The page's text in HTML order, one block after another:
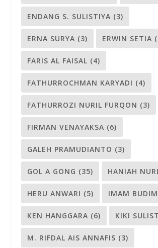
ENDANG S. SULISTIYA (3)
ERNA SURYA (3) ERWIN SETIA
FARIS AL FAISAL (4)
FATHURROCHMAN KARYADI (4)
FATHURROZI NURIL FURQON (3)
FIRMAN VENAYAKSA (6)
GALEH PRAMUDIANTO (3)
GOL A GONG (35) HANIAH
HERU ANWARI (5) IMAM
KEN HANGGARA (6) KIKI
M. RIFDAL AIS ANNAFIS (3)